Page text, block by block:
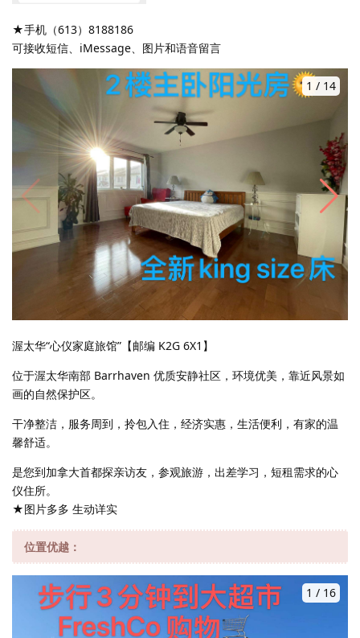
★手机（613）8188186​
可接收短信、iMessage、图片和语音留言
1 / 14
渥太华“心仪家庭旅馆”【邮编 K2G 6X1】
位于渥太华南部 Barrhaven 优质安静社区，环境优美，靠近风景如
画的自然保护区。
干净整洁，服务周到，拎包入住，经济实惠，生活便利，有家的温
馨舒适。
是您到加拿大首都探亲访友，参观旅游，出差学习，短租需求的心
仪住所。
★图片多多 生动详实
位置优越：
1 / 16